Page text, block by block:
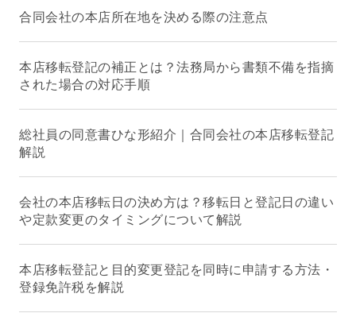
合同会社の本店所在地を決める際の注意点
本店移転登記の補正とは？法務局から書類不備を指摘
された場合の対応手順
総社員の同意書ひな形紹介｜合同会社の本店移転登記
解説
会社の本店移転日の決め方は？移転日と登記日の違い
や定款変更のタイミングについて解説
本店移転登記と目的変更登記を同時に申請する方法・
登録免許税を解説